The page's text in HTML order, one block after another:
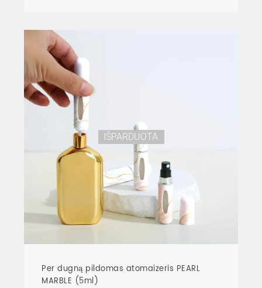
IŠPARDUOTA
Per dugną pildomas atomaizeris PEARL
MARBLE (5ml)